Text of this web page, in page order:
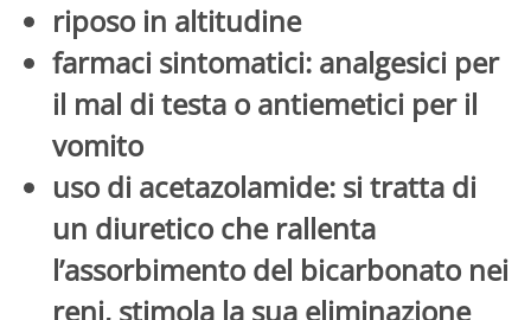
riposo in altitudine
farmaci sintomatici: analgesici per
il mal di testa o antiemetici per il
vomito
uso di acetazolamide: si tratta di
un diuretico che rallenta
l’assorbimento del bicarbonato nei
reni, stimola la sua eliminazione